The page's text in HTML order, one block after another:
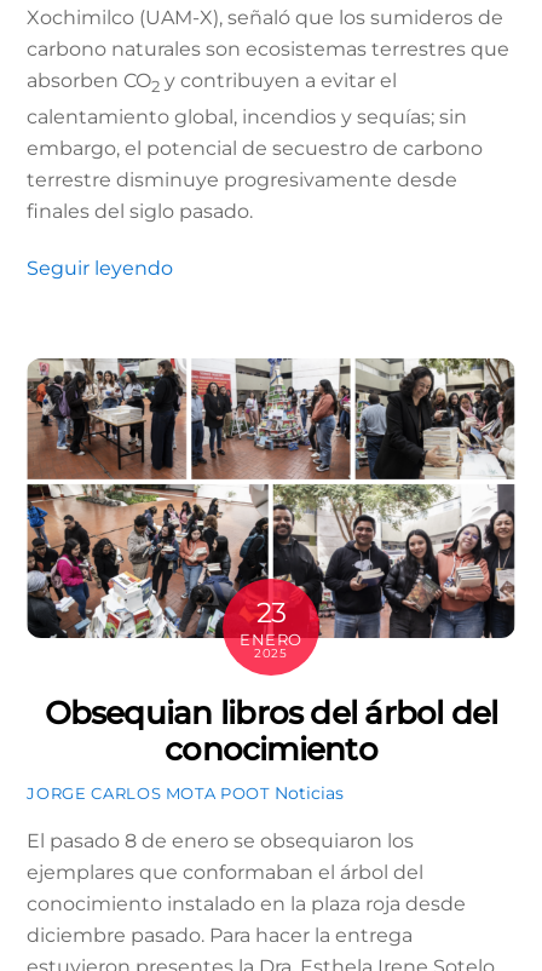
Xochimilco (UAM-X), señaló que los sumideros de
carbono naturales son ecosistemas terrestres que
absorben CO2 y contribuyen a evitar el
calentamiento global, incendios y sequías; sin
embargo, el potencial de secuestro de carbono
terrestre disminuye progresivamente desde
finales del siglo pasado.
Seguir leyendo
23
ENERO
2025
Obsequian libros del árbol del
conocimiento
JORGE CARLOS MOTA POOT Noticias
El pasado 8 de enero se obsequiaron los
ejemplares que conformaban el árbol del
conocimiento instalado en la plaza roja desde
diciembre pasado. Para hacer la entrega